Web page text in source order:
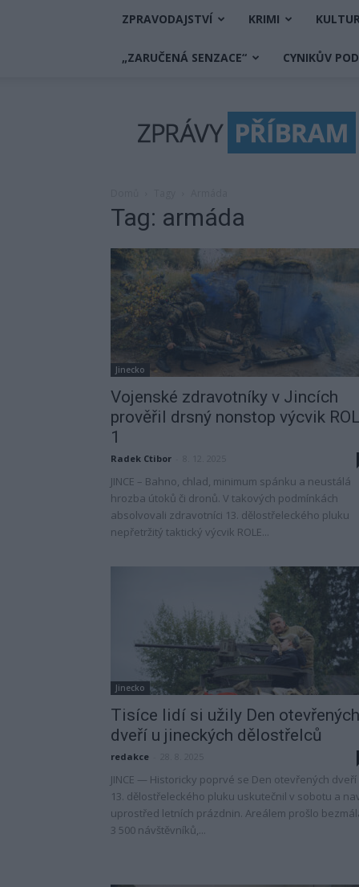
ZPRAVODAJSTVÍ KRIMI
„ZARUČENÁ SENZACE“ CYNIKŮV
Příbram
Tag: armáda
Jinecko
Vojenské zdravotníky v Jincích
prověřil drsný nonstop výcvik
1
Radek Ctibor
JINCE – Bahno, chlad, minimum spánku a neustálá
hrozba útoků či dronů. V takových podmínkách
absolvovali zdravotníci 13. dělostřeleckého pluku
nepřetržitý taktický výcvik ROLE...
Jinecko
Tisíce lidí si užily Den otevřených
dveří u jineckých dělostřelců
redakce
JINCE — Historicky poprvé se Den otevřených dveří
13. dělostřeleckého pluku uskutečnil v sobotu a
uprostřed letních prázdnin. Areálem prošlo
3 500 návštěvníků,...